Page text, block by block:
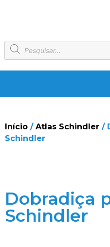
Início / Atlas Schindler /
Schindler
Dobradiça
Schindler